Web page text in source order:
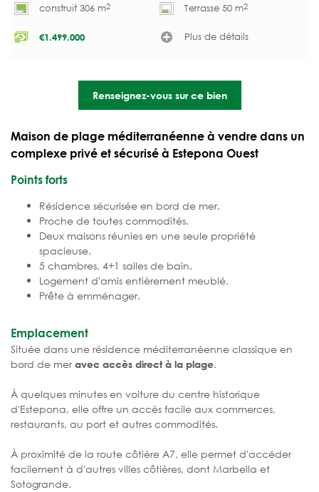
construit 306 m2 Terrasse 50 m2
€1.499.000 Plus de détails
Renseignez-vous sur ce bien
Maison de plage méditerranéenne à vendre dans un
complexe privé et sécurisé à Estepona Ouest
Points forts
Résidence sécurisée en bord de mer.
Proche de toutes commodités.
Deux maisons réunies en une seule propriété
spacieuse.
5 chambres, 4+1 salles de bain.
Logement d'amis entièrement meublé.
Prête à emménager.
Emplacement
Située dans une résidence méditerranéenne classique en
bord de meravec accès direct à la plage.
À quelques minutes en voiture du centre historique
d'Estepona, elle offre un accès facile aux commerces,
restaurants, au port et autres commodités.
À proximité de la route côtière A7, elle permet d'accéder
facilement à d'autres villes côtières, dont Marbella et
Sotogrande.